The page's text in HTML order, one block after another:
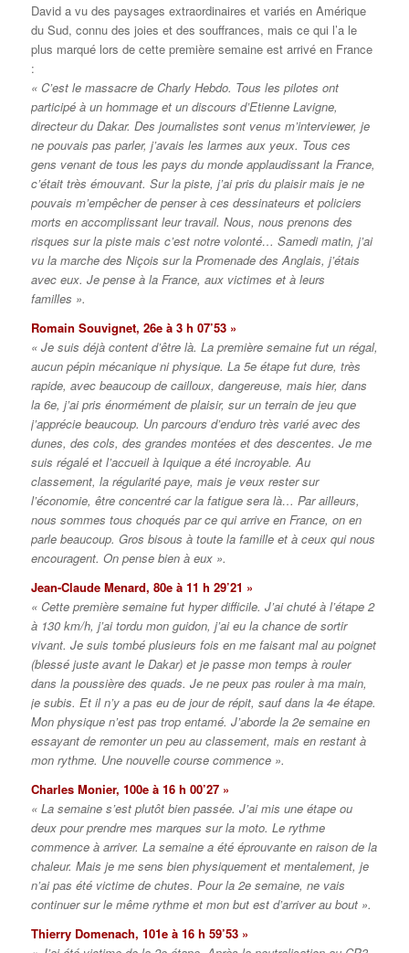
David a vu des paysages extraordinaires et variés en Amérique
du Sud, connu des joies et des souffrances, mais ce qui l’a le
plus marqué lors de cette première semaine est arrivé en France
:
« C’est le massacre de Charly Hebdo. Tous les pilotes ont
participé à un hommage et un discours d’Etienne Lavigne,
directeur du Dakar. Des journalistes sont venus m’interviewer, je
ne pouvais pas parler, j’avais les larmes aux yeux. Tous ces
gens venant de tous les pays du monde applaudissant la France,
c’était très émouvant. Sur la piste, j’ai pris du plaisir mais je ne
pouvais m’empêcher de penser à ces dessinateurs et policiers
morts en accomplissant leur travail. Nous, nous prenons des
risques sur la piste mais c’est notre volonté… Samedi matin, j’ai
vu la marche des Niçois sur la Promenade des Anglais, j’étais
avec eux. Je pense à la France, aux victimes et à leurs
familles ».
Romain Souvignet, 26e à 3 h 07’53 »
« Je suis déjà content d’être là. La première semaine fut un régal,
aucun pépin mécanique ni physique. La 5e étape fut dure, très
rapide, avec beaucoup de cailloux, dangereuse, mais hier, dans
la 6e, j’ai pris énormément de plaisir, sur un terrain de jeu que
j’apprécie beaucoup. Un parcours d’enduro très varié avec des
dunes, des cols, des grandes montées et des descentes. Je me
suis régalé et l’accueil à Iquique a été incroyable. Au
classement, la régularité paye, mais je veux rester sur
l’économie, être concentré car la fatigue sera là… Par ailleurs,
nous sommes tous choqués par ce qui arrive en France, on en
parle beaucoup. Gros bisous à toute la famille et à ceux qui nous
encouragent. On pense bien à eux ».
Jean-Claude Menard, 80e à 11 h 29’21 »
« Cette première semaine fut hyper difficile. J’ai chuté à l’étape 2
à 130 km/h, j’ai tordu mon guidon, j’ai eu la chance de sortir
vivant. Je suis tombé plusieurs fois en me faisant mal au poignet
(blessé juste avant le Dakar) et je passe mon temps à rouler
dans la poussière des quads. Je ne peux pas rouler à ma main,
je subis. Et il n’y a pas eu de jour de répit, sauf dans la 4e étape.
Mon physique n’est pas trop entamé. J’aborde la 2e semaine en
essayant de remonter un peu au classement, mais en restant à
mon rythme. Une nouvelle course commence ».
Charles Monier, 100e à 16 h 00’27 »
« La semaine s’est plutôt bien passée. J’ai mis une étape ou
deux pour prendre mes marques sur la moto. Le rythme
commence à arriver. La semaine a été éprouvante en raison de la
chaleur. Mais je me sens bien physiquement et mentalement, je
n’ai pas été victime de chutes. Pour la 2e semaine, ne vais
continuer sur le même rythme et mon but est d’arriver au bout ».
Thierry Domenach, 101e à 16 h 59’53 »